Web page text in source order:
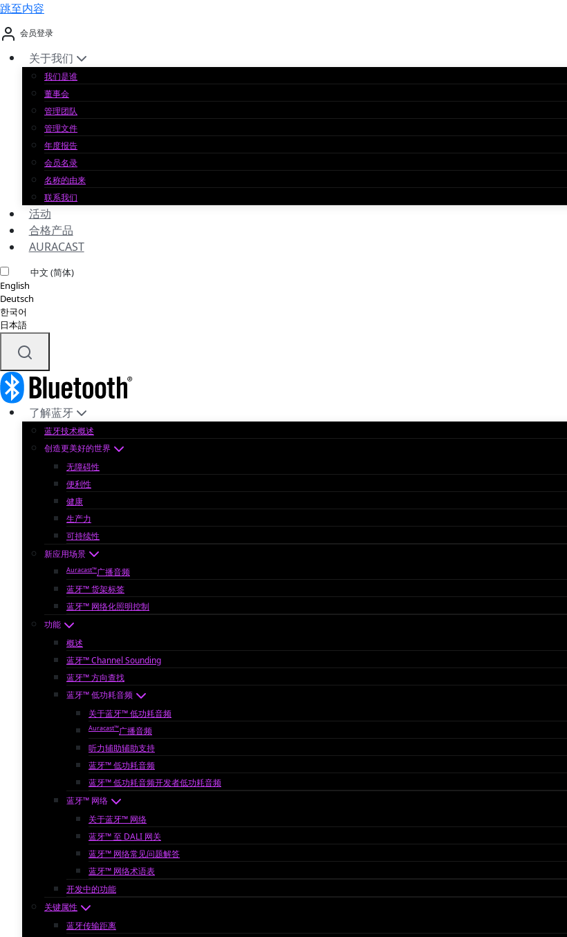
跳至内容
会员登录
关于我们
我们是谁
董事会
管理团队
管理文件
年度报告
会员名录
名称的由来
联系我们
活动
合格产品
AURACAST
中文 (简体)
English
Deutsch
한국어
日本語
了解蓝牙
蓝牙技术概述
创造更美好的世界
无障碍性
便利性
健康
生产力
可持续性
新应用场景
Auracast™广播音频
蓝牙™ 货架标签
蓝牙™ 网络化照明控制
功能
概述
蓝牙™ Channel Sounding
蓝牙™ 方向查找
蓝牙™ 低功耗音频
关于蓝牙™ 低功耗音频
Auracast™广播音频
听力辅助辅助支持
蓝牙™ 低功耗音频
蓝牙™ 低功耗音频开发者低功耗音频
蓝牙™ 网络
关于蓝牙™ 网络
蓝牙™ 至 DALI 网关
蓝牙™ 网络常见问题解答
蓝牙™ 网络术语表
开发中的功能
关键属性
蓝牙传输距离